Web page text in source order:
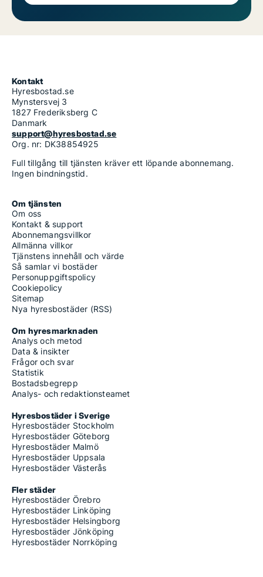
Kontakt
Hyresbostad.se
Mynstersvej 3
1827 Frederiksberg C
Danmark
support@hyresbostad.se
Org. nr: DK38854925
Full tillgång till tjänsten kräver ett löpande abonnemang.
Ingen bindningstid.
Om tjänsten
Om oss
Kontakt & support
Abonnemangsvillkor
Allmänna villkor
Tjänstens innehåll och värde
Så samlar vi bostäder
Personuppgiftspolicy
Cookiepolicy
Sitemap
Nya hyresbostäder (RSS)
Om hyresmarknaden
Analys och metod
Data & insikter
Frågor och svar
Statistik
Bostadsbegrepp
Analys- och redaktionsteamet
Hyresbostäder i Sverige
Hyresbostäder Stockholm
Hyresbostäder Göteborg
Hyresbostäder Malmö
Hyresbostäder Uppsala
Hyresbostäder Västerås
Fler städer
Hyresbostäder Örebro
Hyresbostäder Linköping
Hyresbostäder Helsingborg
Hyresbostäder Jönköping
Hyresbostäder Norrköping